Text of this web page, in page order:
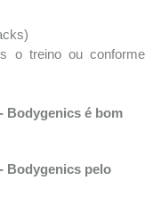
o treino ou conforme
Bodygenics é bom
Bodygenics pelo